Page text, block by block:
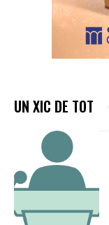
UN XIC DE TOT